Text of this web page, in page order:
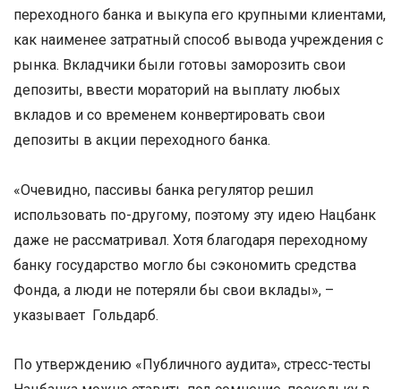
переходного банка и выкупа его крупными клиентами,
как наименее затратный способ вывода учреждения с
рынка. Вкладчики были готовы заморозить свои
депозиты, ввести мораторий на выплату любых
вкладов и со временем конвертировать свои
депозиты в акции переходного банка.
«Очевидно, пассивы банка регулятор решил
использовать по-другому, поэтому эту идею Нацбанк
даже не рассматривал. Хотя благодаря переходному
банку государство могло бы сэкономить средства
Фонда, а люди не потеряли бы свои вклады», –
указывает Гольдарб.
По утверждению «Публичного аудита», стресс-тесты